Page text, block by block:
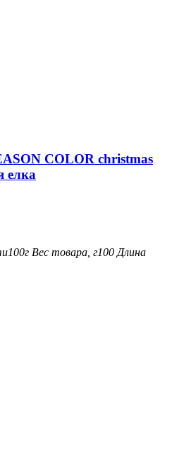
COLOR christmas
елка
100г Вес товара, г100 Длина